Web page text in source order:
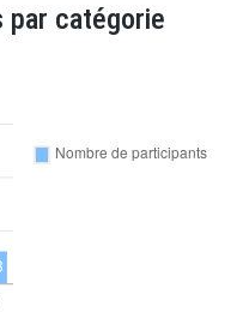
par catégorie